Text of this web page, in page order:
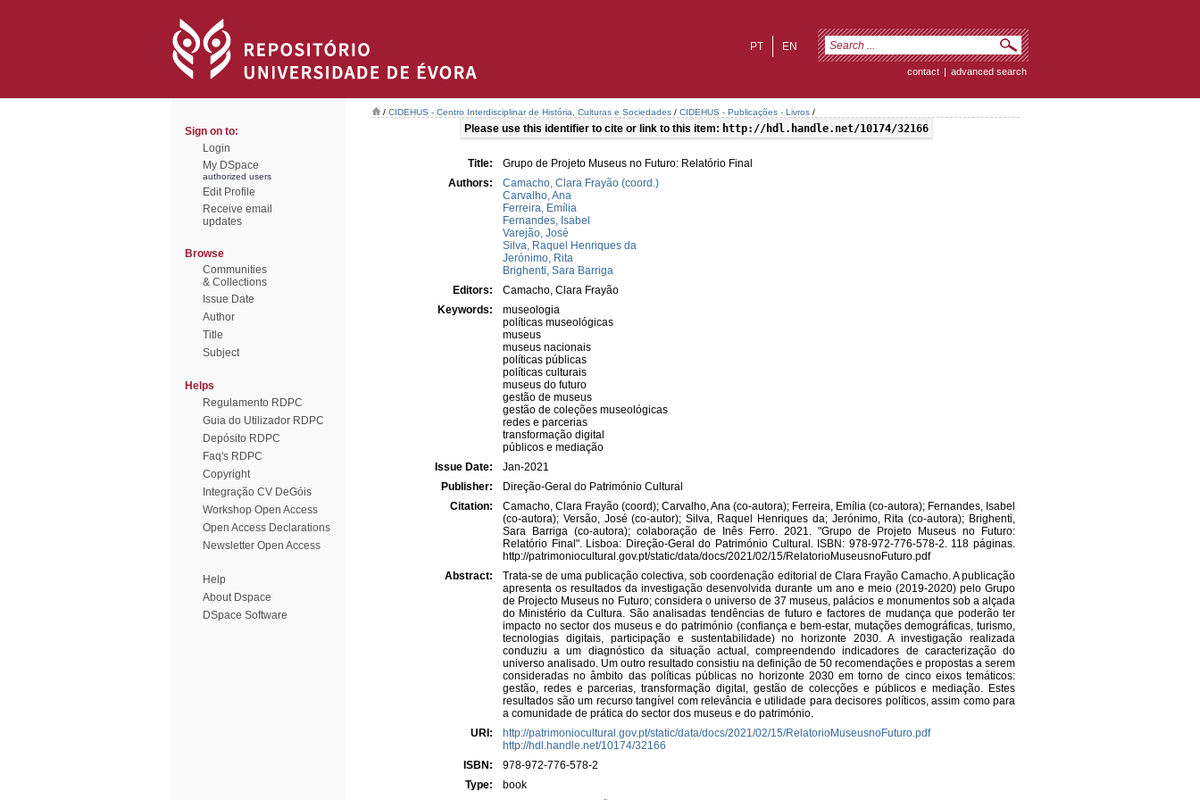
EN
PT
contact | advanced search
Sign on to:
Login
My DSpace
authorized users
Edit Profile
Receive email
updates
Browse
Communities
& Collections
Issue Date
Author
Title
Subject
Helps
Regulamento RDPC
Guia do Utilizador RDPC
Depósito RDPC
Faq's RDPC
Copyright
Integração CV DeGóis
Workshop Open Access
Open Access Declarations
Newsletter Open Access
Help
About Dspace
DSpace Software
/ CIDEHUS - Centro Interdisciplinar de História, Culturas e Sociedades / CIDEHUS - Publicações - Livros /
Please use this identifier to cite or link to this item: http://hdl.handle.net/10174/32166
Title:
Grupo de Projeto Museus no Futuro: Relatório Final
Authors:
Camacho, Clara Frayão (coord.)
Carvalho, Ana
Ferreira, Emília
Fernandes, Isabel
Varejão, José
Silva, Raquel Henriques da
Jerónimo, Rita
Brighenti, Sara Barriga
Editors:
Camacho, Clara Frayão
Keywords:
museologia
políticas museológicas
museus
museus nacionais
políticas públicas
políticas culturais
museus do futuro
gestão de museus
gestão de coleções museológicas
redes e parcerias
transformação digital
públicos e mediação
Issue Date:
Jan-2021
Publisher:
Direção-Geral do Património Cultural
Citation:
Camacho, Clara Frayão (coord); Carvalho, Ana (co-autora); Ferreira, Emília (co-autora); Fernandes, Isabel
(co-autora); Versão, José (co-autor); Silva, Raquel Henriques da; Jerónimo, Rita (co-autora); Brighenti,
Sara Barriga (co-autora); colaboração de Inês Ferro. 2021. "Grupo de Projeto Museus no Futuro:
Relatório Final". Lisboa: Direção-Geral do Património Cultural. ISBN: 978-972-776-578-2. 118 páginas.
http://patrimoniocultural.gov.pt/static/data/docs/2021/02/15/RelatorioMuseusnoFuturo.pdf
Abstract:
Trata-se de uma publicação colectiva, sob coordenação editorial de Clara Frayão Camacho. A publicação
apresenta os resultados da investigação desenvolvida durante um ano e meio (2019-2020) pelo Grupo
de Projecto Museus no Futuro; considera o universo de 37 museus, palácios e monumentos sob a alçada
do Ministério da Cultura. São analisadas tendências de futuro e factores de mudança que poderão ter
impacto no sector dos museus e do património (confiança e bem-estar, mutações demográficas, turismo,
tecnologias digitais, participação e sustentabilidade) no horizonte 2030. A investigação realizada
conduziu a um diagnóstico da situação actual, compreendendo indicadores de caracterização do
universo analisado. Um outro resultado consistiu na definição de 50 recomendações e propostas a serem
consideradas no âmbito das políticas públicas no horizonte 2030 em torno de cinco eixos temáticos:
gestão, redes e parcerias, transformação digital, gestão de colecções e públicos e mediação. Estes
resultados são um recurso tangível com relevância e utilidade para decisores políticos, assim como para
a comunidade de prática do sector dos museus e do património.
URI:
http://patrimoniocultural.gov.pt/static/data/docs/2021/02/15/RelatorioMuseusnoFuturo.pdf
http://hdl.handle.net/10174/32166
ISBN:
978-972-776-578-2
Type:
book